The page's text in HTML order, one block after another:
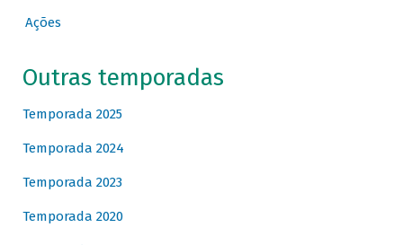
Ações
Outras temporadas
Temporada 2025
Temporada 2024
Temporada 2023
Temporada 2020